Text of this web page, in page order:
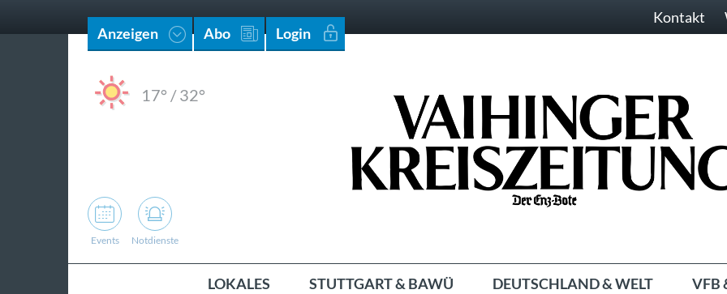
Anzeigen Abo Login
Kontakt
17° /32°
Events Notdienste
LOKALES STUTTGART & BAWÜ DEUTSCHLAND & WELT VFB